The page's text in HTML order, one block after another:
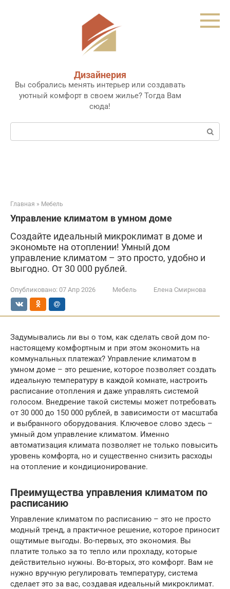
Дизайнерия
Вы собрались менять интерьер или создавать
уютный комфорт в своем жилье? Тогда Вам
сюда!
Поиск:
Главная » Мебель
Управление климатом в умном доме
Создайте идеальный микроклимат в доме и
экономьте на отоплении! Умный дом
управление климатом – это просто, удобно и
выгодно. От 30 000 рублей.
Опубликовано: 07 Апр 2026 Мебель Елена Смирнова
Задумывались ли вы о том, как сделать свой дом по-
настоящему комфортным и при этом экономить на
коммунальных платежах? Управление климатом в
умном доме – это решение, которое позволяет создать
идеальную температуру в каждой комнате, настроить
расписание отопления и даже управлять системой
голосом. Внедрение такой системы может потребовать
от 30 000 до 150 000 рублей, в зависимости от масштаба
и выбранного оборудования. Ключевое слово здесь –
умный дом управление климатом. Именно
автоматизация климата позволяет не только повысить
уровень комфорта, но и существенно снизить расходы
на отопление и кондиционирование.
Преимущества управления климатом по
расписанию
Управление климатом по расписанию – это не просто
модный тренд, а практичное решение, которое приносит
ощутимые выгоды. Во-первых, это экономия. Вы
платите только за то тепло или прохладу, которые
действительно нужны. Во-вторых, это комфорт. Вам не
нужно вручную регулировать температуру, система
сделает это за вас, создавая идеальный микроклимат.